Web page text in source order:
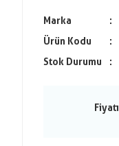
Marka
Ürün Kodu
Stok Durumu
Fiyatı